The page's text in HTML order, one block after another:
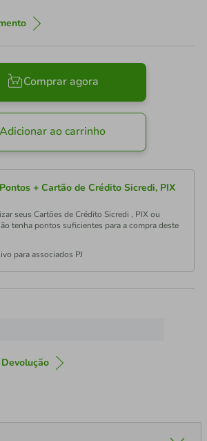
Comprar agora
Adicionar ao carrinho
+ Cartão de Crédito Sicredi, PIX
seus Cartões de Crédito Sicredi , PIX ou
tenha pontos suficientes para a compra deste
para associados PJ